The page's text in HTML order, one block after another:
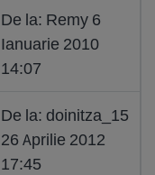
De la: Remy 6
Ianuarie 2010
14:07
De la: doinitza_15
26 Aprilie 2012
17:45